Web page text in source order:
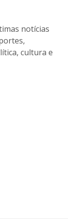
notícias
cultura e